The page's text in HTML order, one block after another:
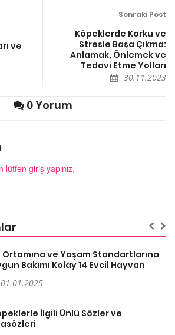
ve
Sonraki Post
Köpeklerde Korku ve
Stresle Başa Çıkma:
Anlamak, Önlemek ve
Tedavi Etme Yolları
30.11.2023
0 Yorum
giriş yapınız.
Ortamına ve Yaşam Standartlarına
Bakımı Kolay 14 Evcil Hayvan
01.01.2025
İlgili Ünlü Sözler ve